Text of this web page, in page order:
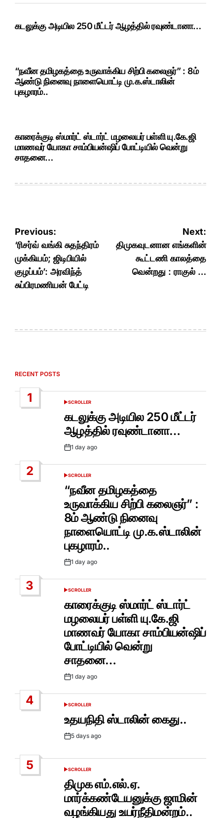
கடலுக்கு அடியில 250 மீட்டர் ஆழத்தில் ரவுண்டானா…
“நவீன தமிழகத்தை உருவாக்கிய சிற்பி கலைஞர்” : 8ம்
ஆண்டு நினைவு நாளையொட்டி மு.க.ஸ்டாலின்
புகழாரம்..
காரைக்குடி ஸ்மார்ட் ஸ்டார்ட் மழலையர் பள்ளி யு.கே.ஜி
மாணவர் யோகா சாம்பியன்ஷிப் போட்டியில் வென்று
சாதனை…
Post
navigation
Previous:
‘ரிசர்வ் வங்கி சுதந்திரம்
முக்கியம்; ஜிடிபியில்
குழப்பம்’: அரவிந்த்
சுப்பிரமணியன் பேட்டி
Next:
திமுகவுடனான எங்களின்
கூட்டணி காலத்தை
வென்றது : ராகுல் …
RECENT POSTS
1
POSTED
SCROLLER
கடலுக்கு அடியில 250 மீட்டர்
ஆழத்தில் ரவுண்டானா…
Post1 day ago
2
POSTED
IN
SCROLLER
“நவீன தமிழகத்தை
உருவாக்கிய சிற்பி கலைஞர்” :
8ம் ஆண்டு நினைவு
நாளையொட்டி மு.க.ஸ்டாலின்
புகழாரம்..
Post1 day ago
3
POSTED
SCROLLER
காரைக்குடி ஸ்மார்ட் ஸ்டார்ட்
மழலையர் பள்ளி யு.கே.ஜி
மாணவர் யோகா சாம்பியன்ஷிப்
போட்டியில் வென்று
சாதனை…
Post1 day ago
4
POSTED
SCROLLER
உதயநிதி ஸ்டாலின் கைது..
Post5 days ago
5
POSTED
SCROLLER
திமுக எம்.எல்.ஏ.
மார்க்கண்டேயனுக்கு ஜாமின்
வழங்கியது உயர்நீதிமன்றம்..